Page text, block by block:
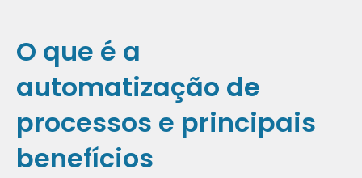
O que é a
automatização de
processos e principais
benefícios